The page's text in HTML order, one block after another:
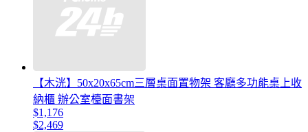
【木洸】50x20x65cm三層桌面置物架 客廳多功能桌上收
納櫃 辦公室檯面書架
$1,176
$2,469